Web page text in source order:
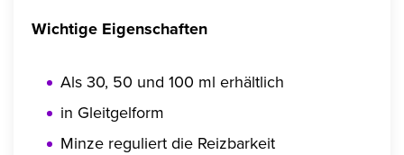
Wichtige Eigenschaften
Als 30, 50 und 100 ml erhältlich
in Gleitgelform
Minze reguliert die Reizbarkeit